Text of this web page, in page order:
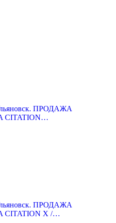
ПРОДАЖА
CITATION…
ПРОДАЖА
CITATION X /…